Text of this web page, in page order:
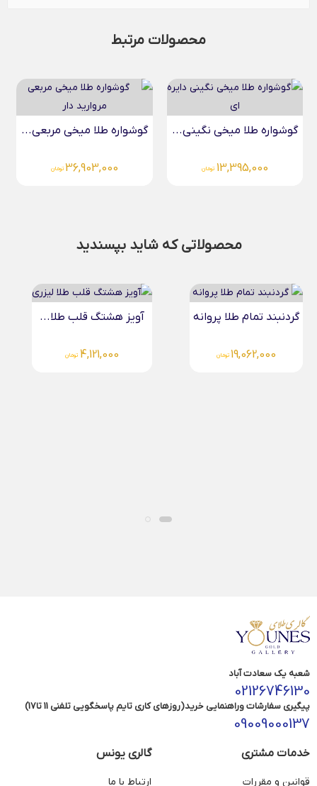
محصولات مرتبط
گوشواره طلا میخی نگینی...
13,395,000 تومان
گوشواره طلا میخی مربعی...
36,903,000 تومان
محصولاتی که شاید بپسندید
آویز هشتگ قلب طلا...
4,121,000
آویز ایران طلا لیزری
4,121,000 تومان
شعبه یک سعادت آباد
02126746130
پیگیری سفارشات وراهنمایی خرید(روزهای کاری تایم پاسخگویی تلفنی 11 تا17)
09009000137
خدمات مشتری
قوانین و مقررات
گالری یونس
ارتباط با ما